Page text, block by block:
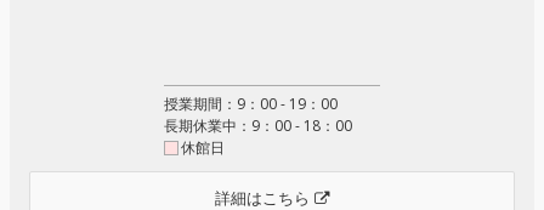
授業期間：9：00 - 19：00
長期休業中：9：00 - 18：00
休館日
詳細はこちら